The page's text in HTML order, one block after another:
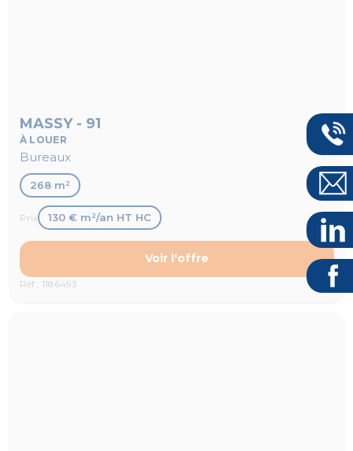
MASSY - 91
À LOUER
Bureaux
268 m²
Prix 130 € m²/an HT HC
Réf : 1186493
Voir l'offre